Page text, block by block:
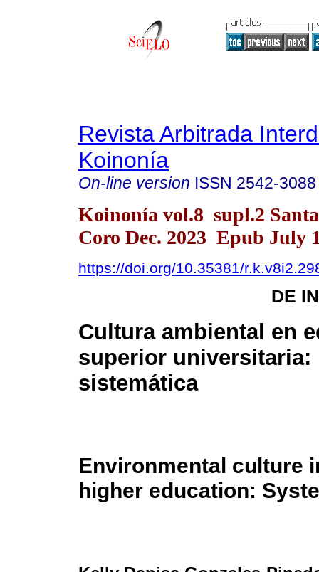
Revista Arbitrada
Koinonía
On-line version ISSN 2542-3088
Koinonía vol.8 supl.2
Coro Dec. 2023 Epub July
https://doi.org/10.35381/
DE
Cultura ambiental en
superior universitaria:
sistemática
Environmental culture
higher education: